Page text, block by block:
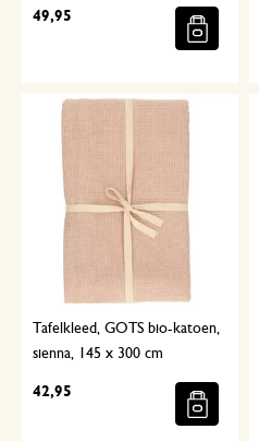
49,95
Tafelkleed, GOTS bio-katoen,
sienna, 145 x 300 cm
42,95